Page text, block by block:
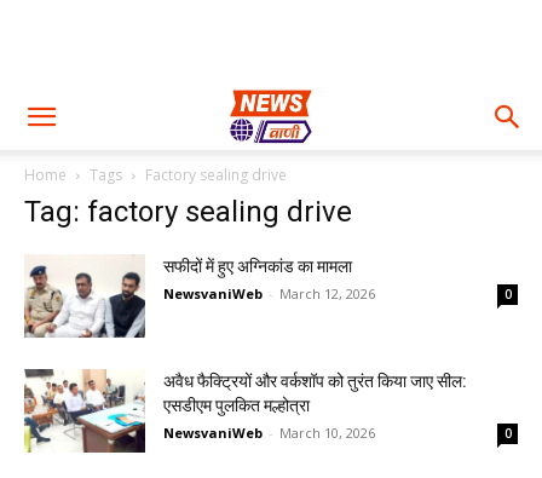
Home Tags Factory sealing drive
Tag: factory sealing drive
सफीदों में हुए अग्निकांड का मामला
NewsvaniWeb - March 12, 2026 0
अवैध फैक्ट्रियों और वर्कशॉप को तुरंत किया जाए सील:
एसडीएम पुलकित मल्होत्रा
NewsvaniWeb - March 10, 2026 0